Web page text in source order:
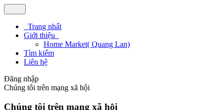
Trang nhất
Giới thiệu
Home Market( Quang Lan)
Tìm kiếm
Liên hệ
Đăng nhập
Chúng tôi trên mạng xã hội
Chúng tôi trên mạng xã hội